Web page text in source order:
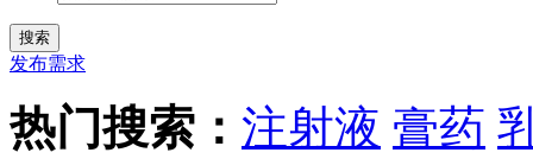
发布需求
热门搜索： 注射液 膏药